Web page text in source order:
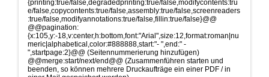
{printing:true/false,degradedprinting:true/false,modifycontents:tru
e/false,copycontents:true/false,assembly:true/false,screenreaders
:true/false,modifyannotations:true/false,fillin:true/false}@@
@@pagination:
{x:105,y:-18,v:center,h:bottom,font:"Arial",size:12,format:roman|nu
meric|alphabetical,color:#888888,start:"- ",end:" -
",startpage:2}@@ (Seitennummerierung hinzufügen)
@@merge:start/next/end@@ (Zusammenführen starten und
beenden, so können mehrere Druckaufträge ein einer PDF / in